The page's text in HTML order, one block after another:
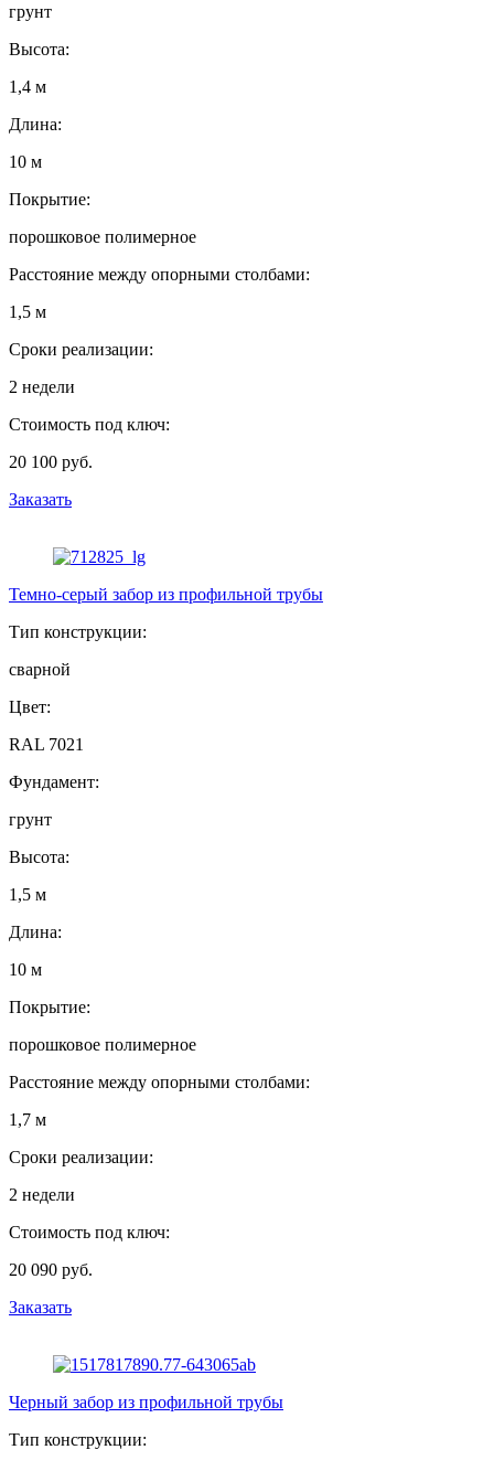
грунт
Высота:
1,4 м
Длина:
10 м
Покрытие:
порошковое полимерное
Расстояние между опорными столбами:
1,5 м
Сроки реализации:
2 недели
Стоимость под ключ:
20 100 руб.
Заказать
Темно-серый забор из профильной трубы
Тип конструкции:
сварной
Цвет:
RAL 7021
Фундамент:
грунт
Высота:
1,5 м
Длина:
10 м
Покрытие:
порошковое полимерное
Расстояние между опорными столбами:
1,7 м
Сроки реализации:
2 недели
Стоимость под ключ:
20 090 руб.
Заказать
Черный забор из профильной трубы
Тип конструкции: